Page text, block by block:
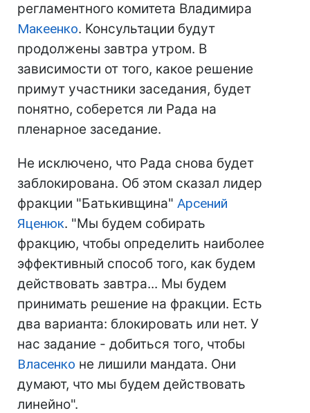
регламентного комитета Владимира
Макеенко. Консультации будут
продолжены завтра утром. В
зависимости от того, какое решение
примут участники заседания, будет
понятно, соберется ли Рада на
пленарное заседание.
Не исключено, что Рада снова будет
заблокирована. Об этом сказал лидер
фракции "Батькивщина" Арсений
Яценюк. "Мы будем собирать
фракцию, чтобы определить наиболее
эффективный способ того, как будем
действовать завтра... Мы будем
принимать решение на фракции. Есть
два варианта: блокировать или нет. У
нас задание - добиться того, чтобы
Власенко не лишили мандата. Они
думают, что мы будем действовать
линейно".